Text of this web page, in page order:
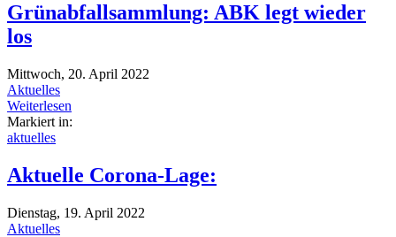
Grünabfallsammlung: ABK legt wieder
los
Mittwoch, 20. April 2022
Aktuelles
Weiterlesen
Markiert in:
aktuelles
Aktuelle Corona-Lage:
Dienstag, 19. April 2022
Aktuelles